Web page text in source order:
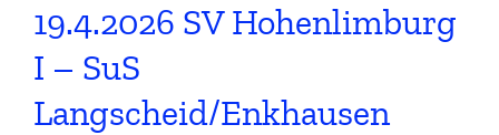
19.4.2026 SV Hohenlimburg
I – SuS
Langscheid/Enkhausen